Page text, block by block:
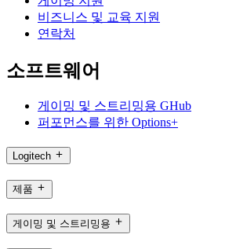
비즈니스 및 교육 지원
연락처
소프트웨어
게이밍 및 스트리밍용 GHub
퍼포먼스를 위한 Options+
Logitech
제품
게이밍 및 스트리밍용